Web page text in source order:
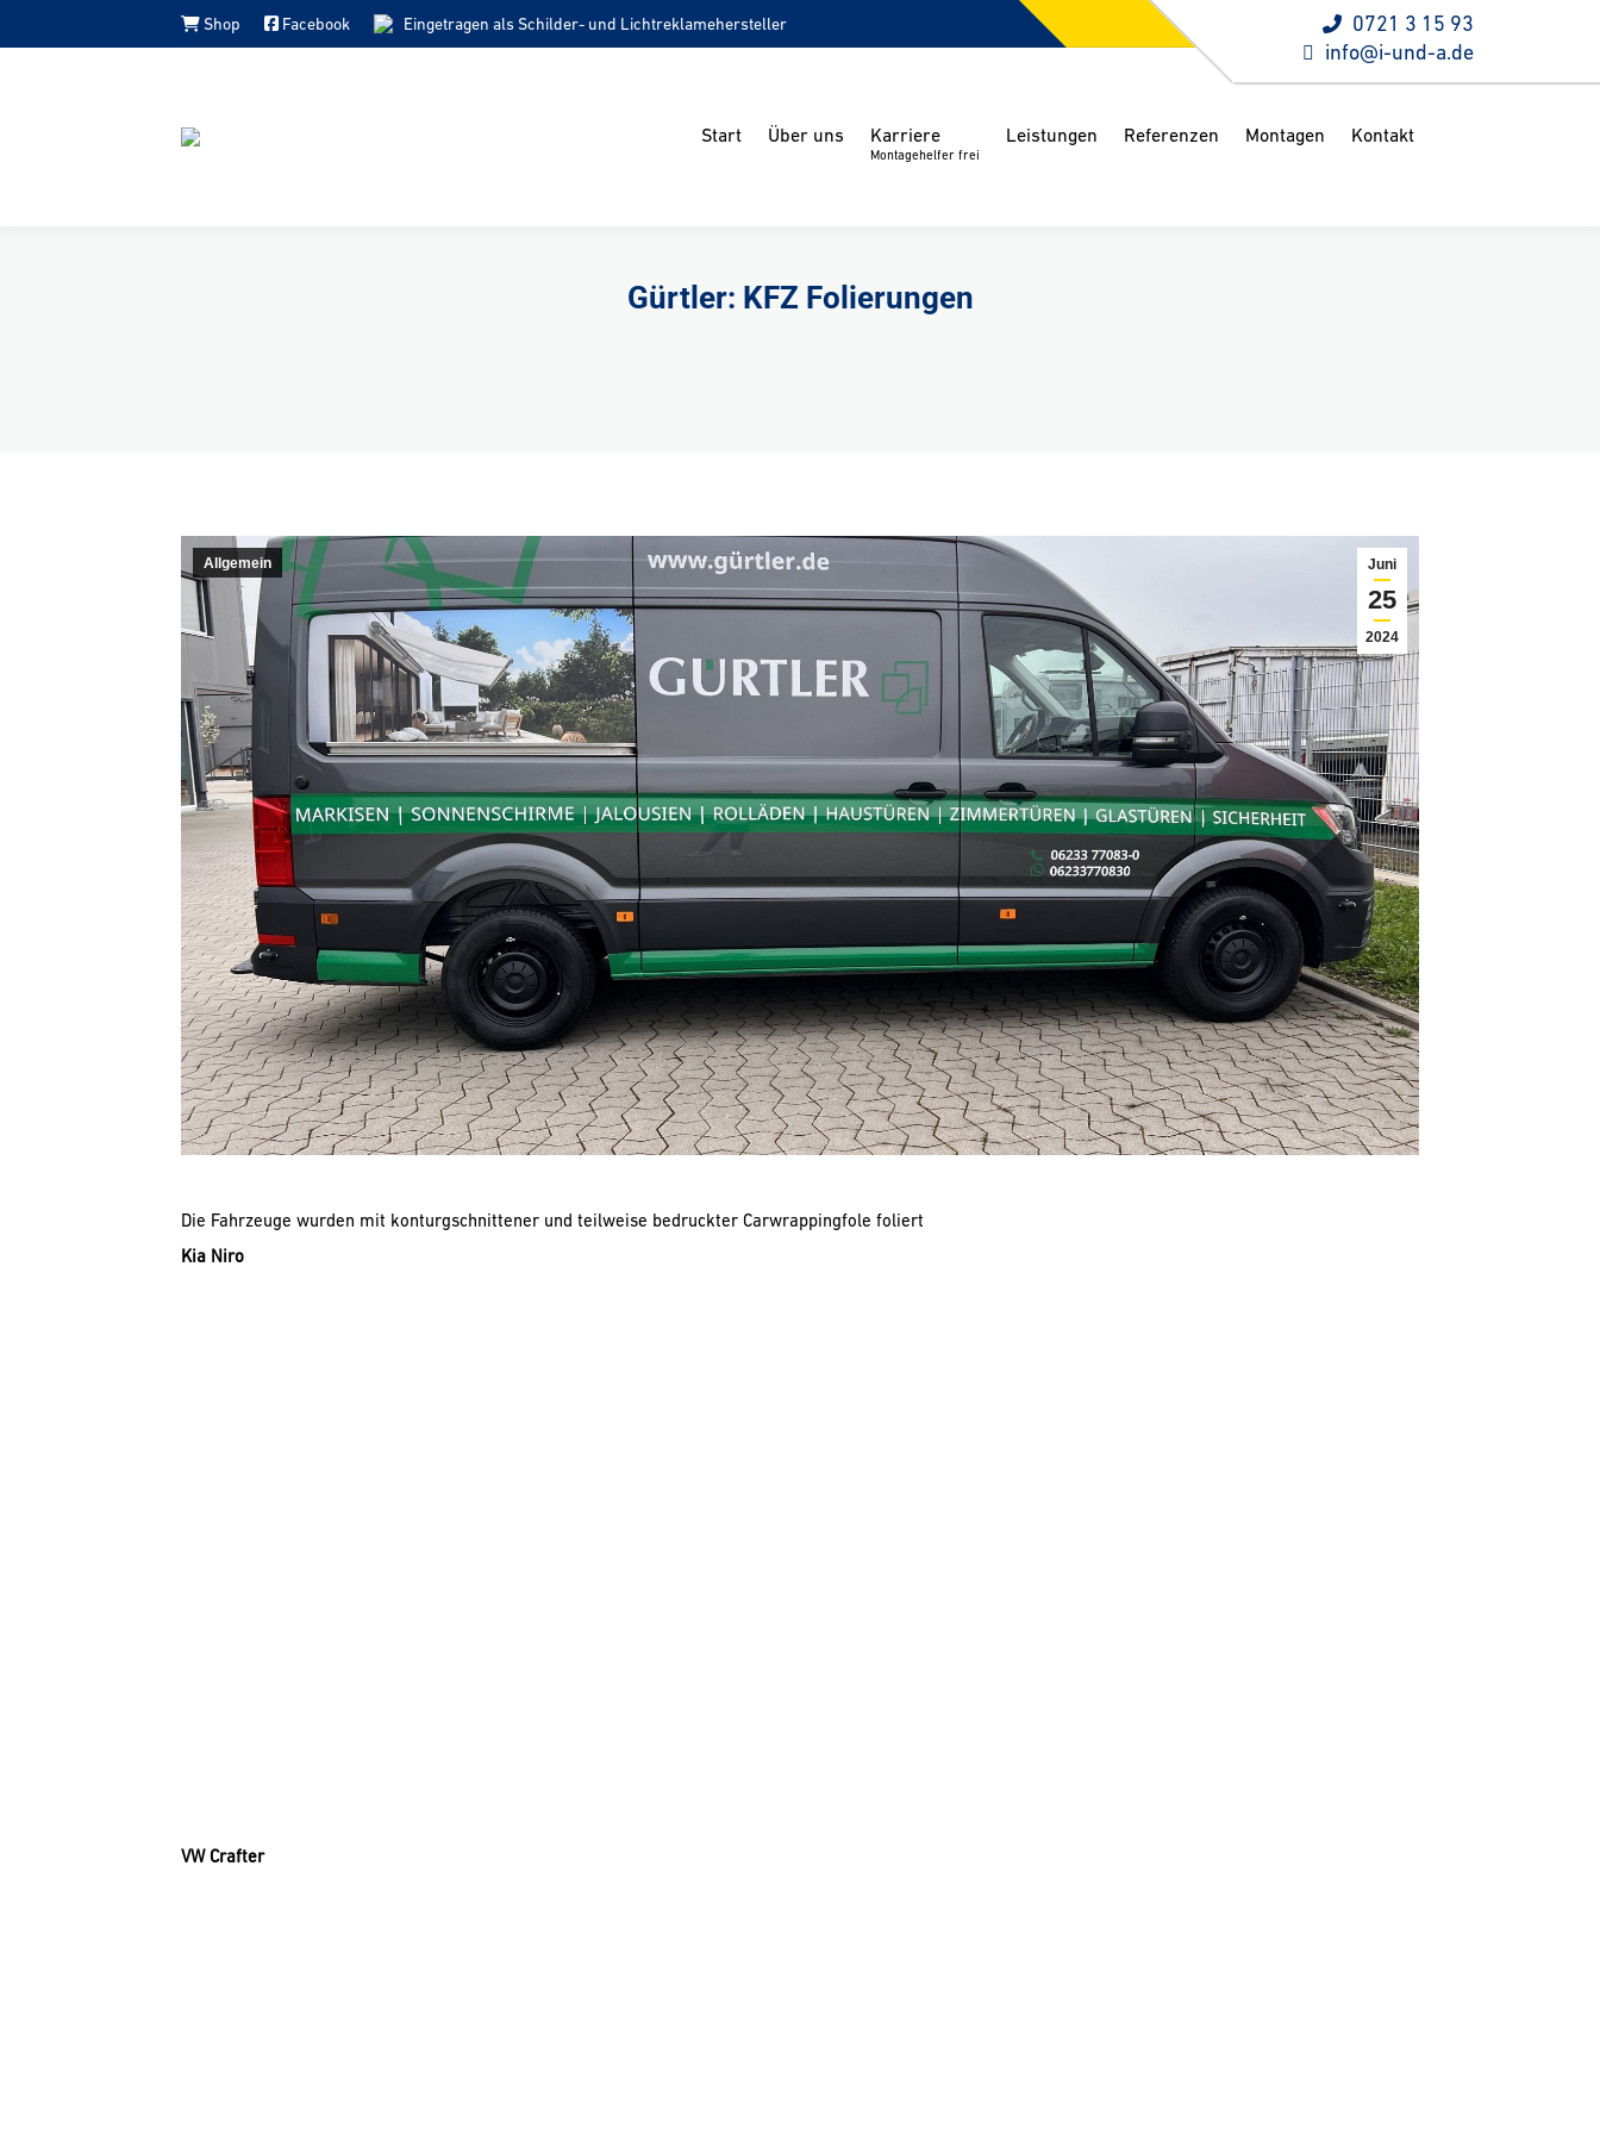
Shop Facebook Eingetragen als Schilder- und Lichtreklamehersteller
0721 3 15 93
info@i-und-a.de
Start Über uns Karriere
Montagehelfer frei
Leistungen Referenzen Montagen Kontakt
Gürtler: KFZ Folierungen
Juni
25
2024
Allgemein
Die Fahrzeuge wurden mit konturgschnittener und teilweise bedruckter Carwrappingfole foliert
Kia Niro
VW Crafter